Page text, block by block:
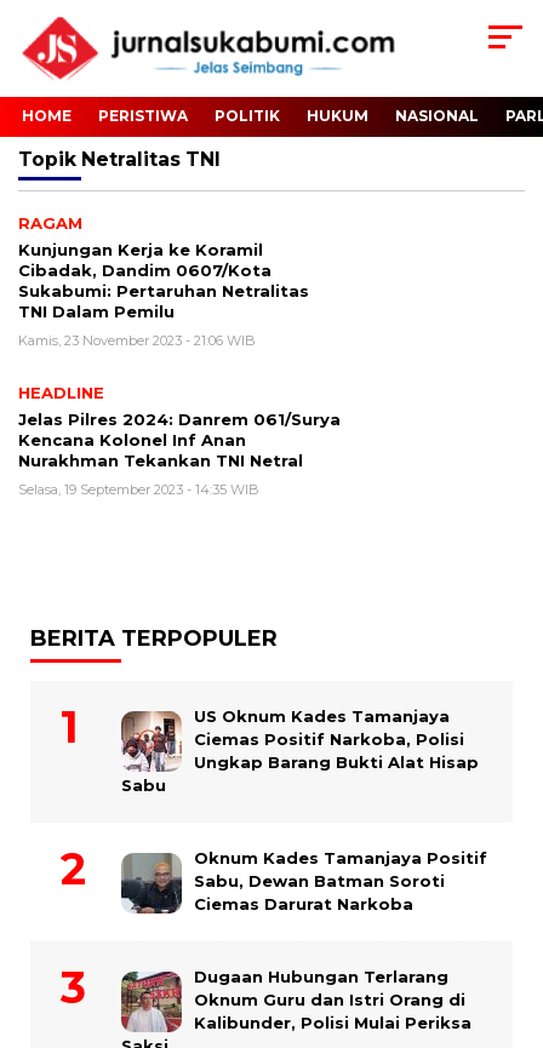
HOME PERISTIWA POLITIK HUKUM NASIONAL
Topik Netralitas TNI
RAGAM
Kunjungan Kerja ke Koramil
Cibadak, Dandim 0607/Kota
Sukabumi: Pertaruhan Netralitas
TNI Dalam Pemilu
Kamis, 23 November 2023 - 21:06 WIB
HEADLINE
Jelas Pilres 2024: Danrem 061/Surya
Kencana Kolonel Inf Anan
Nurakhman Tekankan TNI Netral
Selasa, 19 September 2023 - 14:35 WIB
BERITA TERPOPULER
US Oknum Kades Tamanjaya
Ciemas Positif Narkoba, Polisi
Ungkap Barang Bukti Alat Hisap
Sabu
Oknum Kades Tamanjaya Positif
Sabu, Dewan Batman Soroti
Ciemas Darurat Narkoba
Dugaan Hubungan Terlarang
Oknum Guru dan Istri Orang di
Kalibunder, Polisi Mulai Periksa